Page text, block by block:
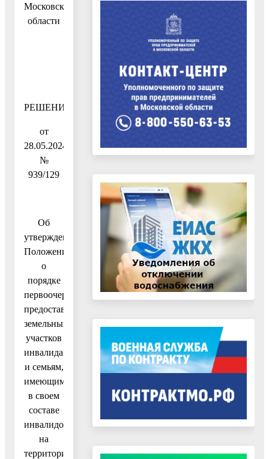
Московской
области
РЕШЕНИЕ
от
28.05.2024
№
939/129
Об
утверждении
Положения
о
порядке
первоочередного
предоставления
земельных
участков
инвалидам
и семьям,
имеющим
в своем
составе
инвалидов,
на
территории